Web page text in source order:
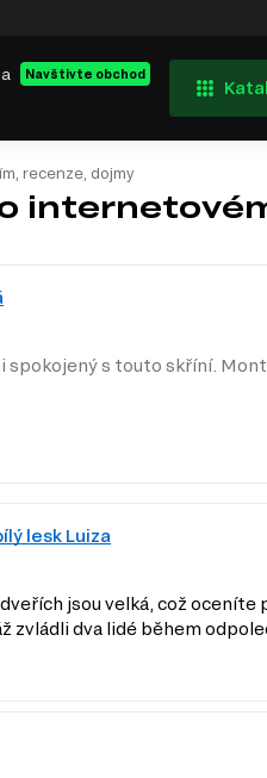
Navštivte obchod
recenze, dojmy
spokojený s touto skříní.
lesk Luiza
jsou velká, což
zvládli dva lidé během